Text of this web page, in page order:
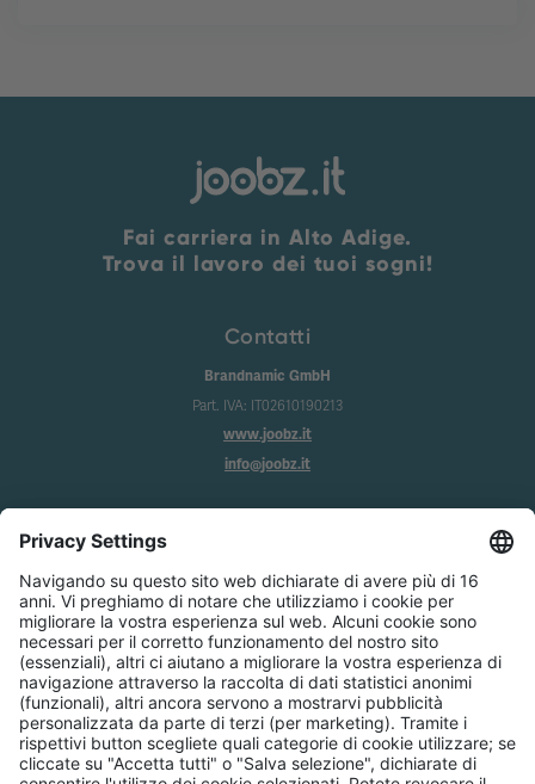
Fai carriera in Alto Adige.
Trova il lavoro dei tuoi sogni!
Contatti
Brandnamic GmbH
Part. IVA: IT02610190213
www.joobz.it
info@joobz.it
Privacy
Condizioni generali
Impostazione dei cookie
Servizio
Chi siamo
Accesso